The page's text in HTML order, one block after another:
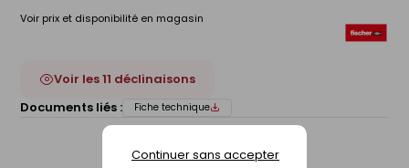
Continuer sans accepter
Voir prix et disponibilité en magasin
Voir les 11 déclinaisons
Documents liés :
Fiche technique